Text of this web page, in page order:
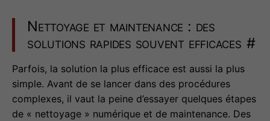
Nettoyage et maintenance : des
solutions rapides souvent efficaces #
Parfois, la solution la plus efficace est aussi la plus
simple. Avant de se lancer dans des procédures
complexes, il vaut la peine d’essayer quelques étapes
de « nettoyage » numérique et de maintenance. Des